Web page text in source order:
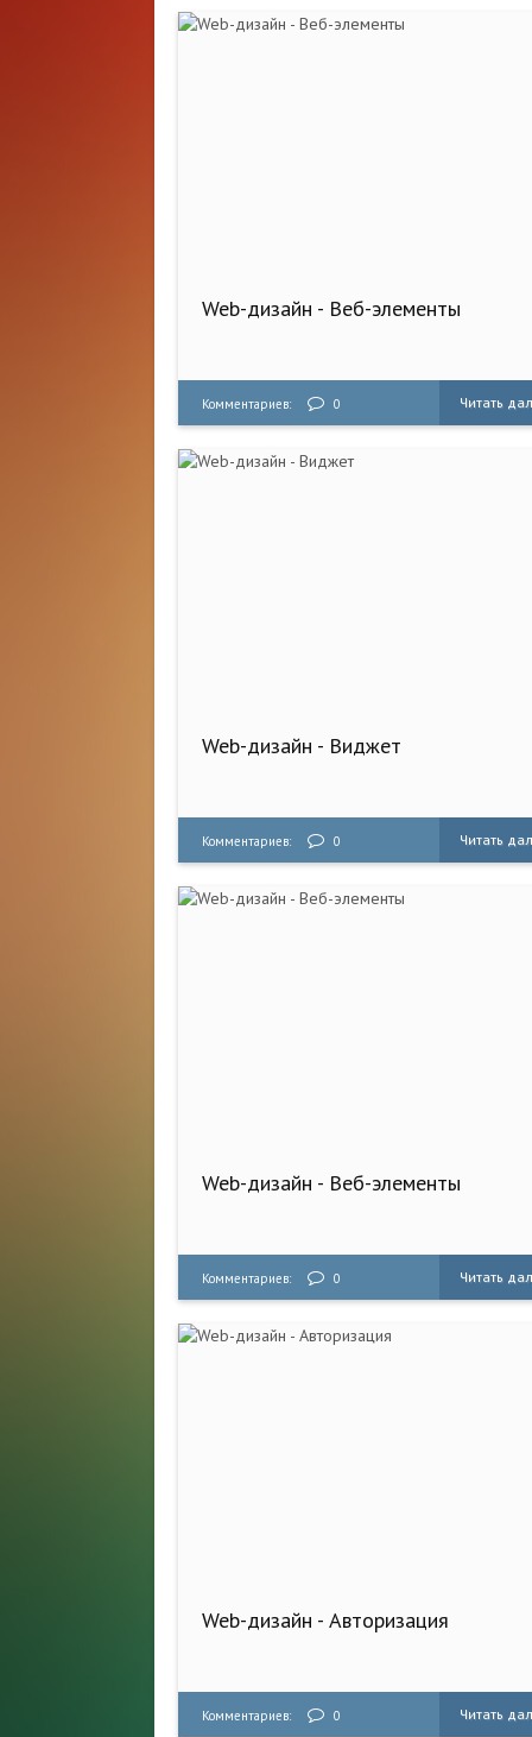
Web-дизайн - Веб-элементы
Комментариев: 0 Читать
Web-дизайн - Виджет
Комментариев: 0 Читать
Web-дизайн - Веб-элементы
Комментариев: 0 Читать
Web-дизайн - Авторизация
Комментариев: 0 Читать